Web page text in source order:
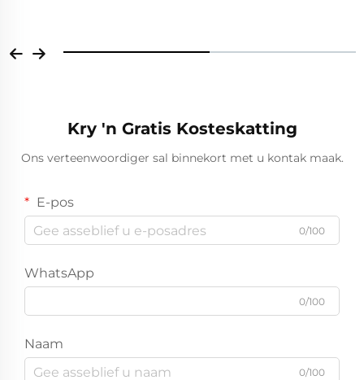
Kry 'n Gratis Kosteskatting
Ons verteenwoordiger sal binnekort met u kontak maak.
E-pos
0/100
WhatsApp
0/100
Naam
0/100